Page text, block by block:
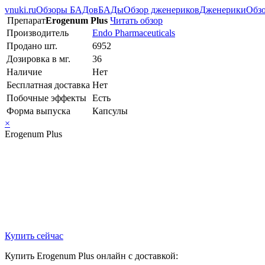
vnuki.ruОбзоры БАДовБАДыОбзор дженериковДженерики
ПрепаратErogenum Plus Читать обзор
Производитель
Endo Pharmaceuticals
Продано шт.
6952
Дозировка в мг.
36
Наличие
Нет
Бесплатная доставка Нет
Побочные эффекты Есть
Форма выпуска
Капсулы
×
Erogenum Plus
Купить сейчас
Купить Erogenum Plus онлайн с доставкой: